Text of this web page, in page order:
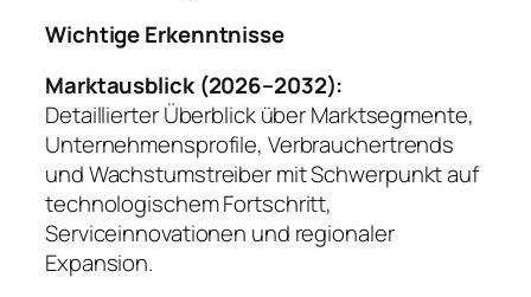
Wichtige Erkenntnisse
Marktausblick (2026–2032):
Detaillierter Überblick über Marktsegmente,
Unternehmensprofile, Verbrauchertrends
und Wachstumstreiber mit Schwerpunkt auf
technologischem Fortschritt,
Serviceinnovationen und regionaler
Expansion.